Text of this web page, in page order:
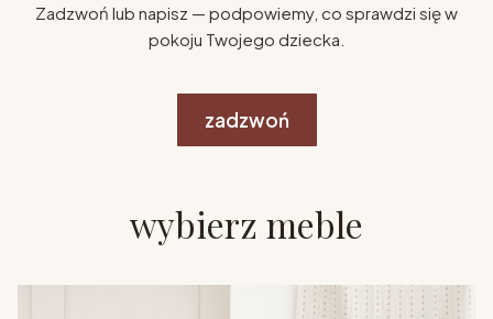
Zadzwoń lub napisz — podpowiemy, co sprawdzi się w
pokoju Twojego dziecka.
zadzwoń
wybierz meble